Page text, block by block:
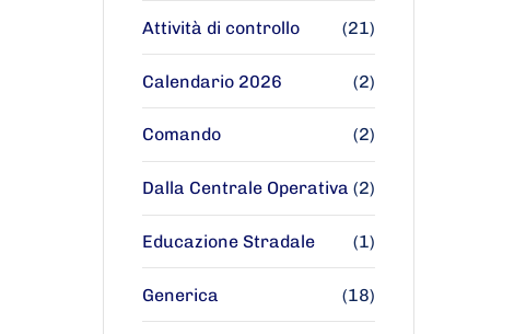
Attività di controllo (21)
Calendario 2026 (2)
Comando (2)
Dalla Centrale Operativa (2)
Educazione Stradale (1)
Generica (18)